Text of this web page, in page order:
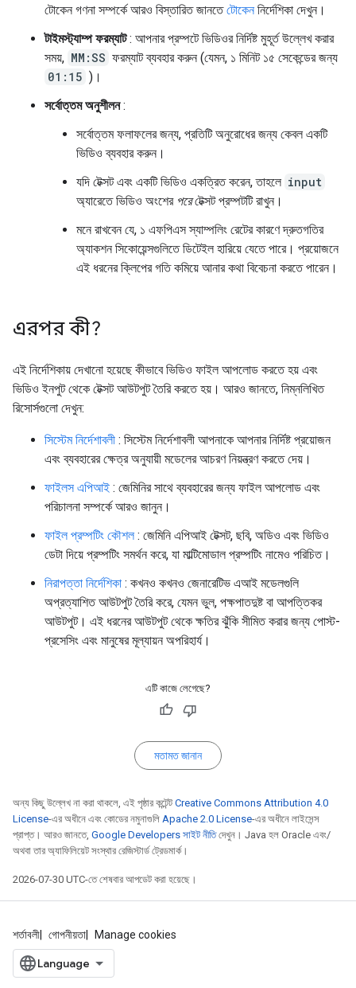
টোকেন গণনা সম্পর্কে আরও বিস্তারিত জানতেটোকেননির্দেশিকা দেখুন।
টাইমস্ট্যাম্প ফরম্যাট: আপনার প্রম্পটে ভিডিওর নির্দিষ্ট মুহূর্ত উল্লেখ করার
সময়, MM:SS ফরম্যাট ব্যবহার করুন (যেমন, ১ মিনিট ১৫ সেকেন্ডের জন্য
01:15 )।
সর্বোত্তম অনুশীলন:
সর্বোত্তম ফলাফলের জন্য, প্রতিটি অনুরোধের জন্য কেবল একটি
ভিডিও ব্যবহার করুন।
যদি টেক্সট এবং একটি ভিডিও একত্রিত করেন, তাহলে input
অ্যারেতে ভিডিও অংশের পরেটেক্সট প্রম্পটটি রাখুন।
মনে রাখবেন যে, ১ এফপিএস স্যাম্পলিং রেটের কারণে দ্রুতগতির
অ্যাকশন সিকোয়েন্সগুলিতে ডিটেইল হারিয়ে যেতে পারে। প্রয়োজনে
এই ধরনের ক্লিপের গতি কমিয়ে আনার কথা বিবেচনা করতে পারেন।
এরপর কী?
এই নির্দেশিকায় দেখানো হয়েছে কীভাবে ভিডিও ফাইল আপলোড করতে হয় এবং
ভিডিও ইনপুট থেকে টেক্সট আউটপুট তৈরি করতে হয়। আরও জানতে, নিম্নলিখিত
রিসোর্সগুলো দেখুন:
সিস্টেম নির্দেশাবলী : সিস্টেম নির্দেশাবলী আপনাকে আপনার নির্দিষ্ট প্রয়োজন
এবং ব্যবহারের ক্ষেত্র অনুযায়ী মডেলের আচরণ নিয়ন্ত্রণ করতে দেয়।
ফাইলস এপিআই : জেমিনির সাথে ব্যবহারের জন্য ফাইল আপলোড এবং
পরিচালনা সম্পর্কে আরও জানুন।
ফাইল প্রম্পটিং কৌশল: জেমিনি এপিআই টেক্সট, ছবি, অডিও এবং ভিডিও
ডেটা দিয়ে প্রম্পটিং সমর্থন করে, যা মাল্টিমোডাল প্রম্পটিং নামেও পরিচিত।
নিরাপত্তা নির্দেশিকা : কখনও কখনও জেনারেটিভ এআই মডেলগুলি
অপ্রত্যাশিত আউটপুট তৈরি করে, যেমন ভুল, পক্ষপাতদুষ্ট বা আপত্তিকর
আউটপুট। এই ধরনের আউটপুট থেকে ক্ষতির ঝুঁকি সীমিত করার জন্য পোস্ট-
প্রসেসিং এবং মানুষের মূল্যায়ন অপরিহার্য।
এটি কাজে লেগেছে?
মতামত জানান
অন্য কিছু উল্লেখ না করা থাকলে, এই পৃষ্ঠার কন্টেন্ট Creative Commons Attribution 4.0
License-এর অধীনে এবং কোডের নমুনাগুলি Apache 2.0 License-এর অধীনে লাইসেন্স
প্রাপ্ত। আরও জানতে, Google Developers সাইট নীতিদেখুন। Java হল Oracle এবং/
অথবা তার অ্যাফিলিয়েট সংস্থার রেজিস্টার্ড ট্রেডমার্ক।
2026-07-30 UTC-তে শেষবার আপডেট করা হয়েছে।
শর্তাবলী গোপনীয়তা Manage cookies